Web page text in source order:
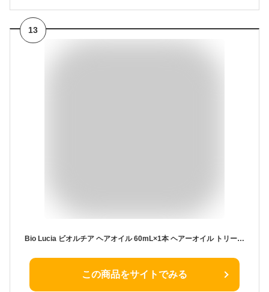
13
Bio Lucia ビオルチア ヘアオイル 60mL×1本 ヘアーオイル トリートメント メンズ にも 洗い流さないトリートメント ヘアトリートメント 洗い流さない 良い匂い アウトバストリートメント
この商品をサイトでみる